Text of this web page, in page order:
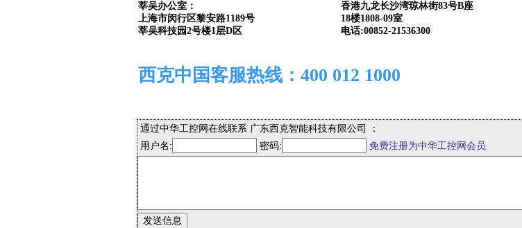
莘吴办公室：
上海市闵行区黎安路1189号
莘吴科技园2号楼1层D区
香港九龙长沙湾琼林街83号B座
18楼1808-09室
电话:00852-21536300
西克中国客服热线：400 012 1000
通过中华工控网在线联系 广东西克智能科技有限公司 ：
用户名:
密码: 免费注册为中华工控网会员